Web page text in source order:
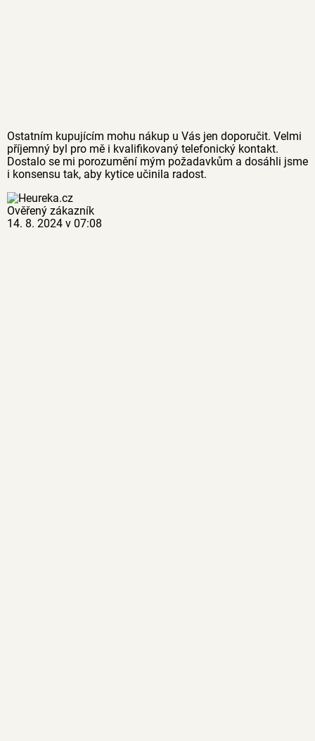
Ostatním kupujícím mohu nákup u Vás jen doporučit. Velmi
příjemný byl pro mě i kvalifikovaný telefonický kontakt.
Dostalo se mi porozumění mým požadavkům a dosáhli jsme
i konsensu tak, aby kytice učinila radost.
Ověřený zákazník
14. 8. 2024 v 07:08